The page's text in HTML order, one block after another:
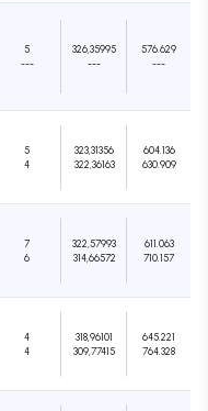
5
---
326,35995
---
576.629
---
5
4
323,31356
322,36163
604.136
630.909
7
6
322,57993
314,66572
611.063
710.157
4
4
318,96101
309,77415
645.221
764.328